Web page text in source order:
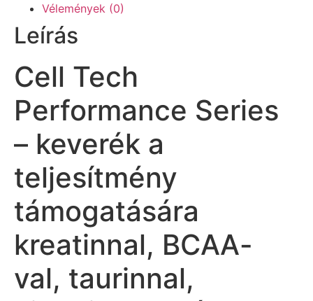
Vélemények (0)
Leírás
Cell Tech
Performance Series
– keverék a
teljesítmény
támogatására
kreatinnal, BCAA-
val, taurinnal,